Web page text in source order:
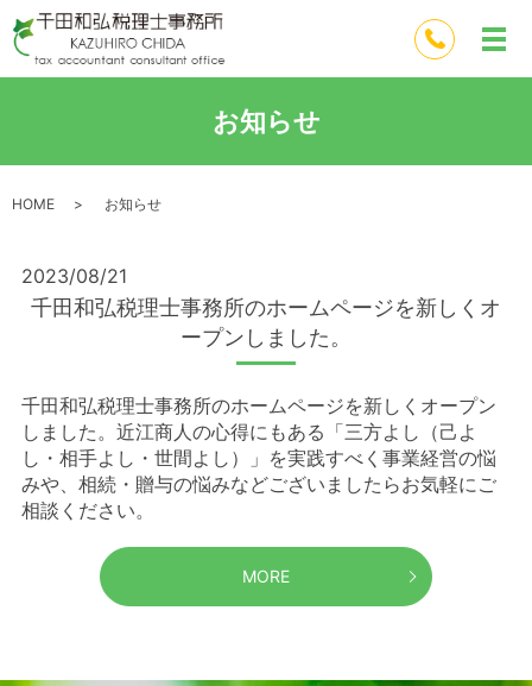
お知らせ
HOME お知らせ
2023/08/21
千田和弘税理士事務所のホームページを新しくオ
ープンしました。
千田和弘税理士事務所のホームページを新しくオープン
しました。近江商人の心得にもある「三方よし（己よ
し・相手よし・世間よし）」を実践すべく事業経営の悩
みや、相続・贈与の悩みなどございましたらお気軽にご
相談ください。
MORE